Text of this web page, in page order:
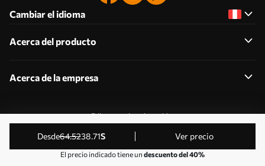
desde64.5238.71S Ver precio
El precio indicado tiene un descuento del 40%
Cambiar el idioma
Acerca del producto
Acerca de la empresa
Editar permisos de cookies
© 2011-2026 Uwalls . Todos los derechos reservados.
Gestionado por KLW Sp. z o.o. CIF: PL9223057591.